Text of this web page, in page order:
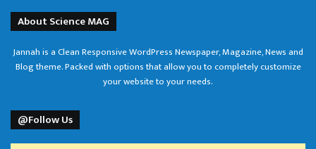
About Science MAG
Jannah is a Clean Responsive WordPress Newspaper, Magazine, News and
Blog theme. Packed with options that allow you to completely customize
your website to your needs.
@Follow Us